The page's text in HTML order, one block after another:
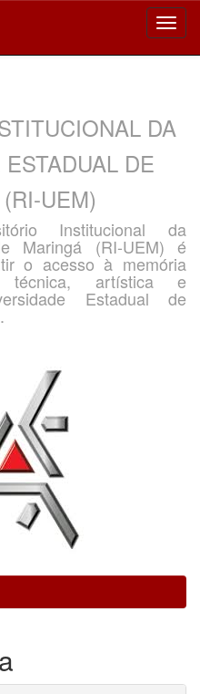
DA
DE
UEM)
Institucional da
Maringá (RI-UEM) é
o acesso à memória
técnica, artística e
Estadual de